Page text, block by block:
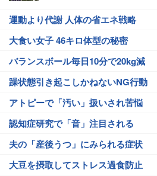
運動より代謝 人体の省エネ戦略
大食い女子 46キロ体型の秘密
バランスボール毎日10分で20kg減
躁状態引き起こしかねないNG行動
アトピーで「汚い」扱いされ苦悩
認知症研究で「音」注目される
夫の「産後うつ」にみられる症状
大豆を摂取してストレス過食防止